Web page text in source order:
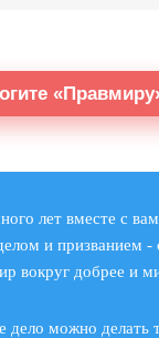
лет вместе с
и призванием -
вокруг добрее и
дело можно делать